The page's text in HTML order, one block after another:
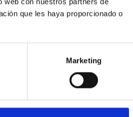
que les haya proporcionado o
Marketing